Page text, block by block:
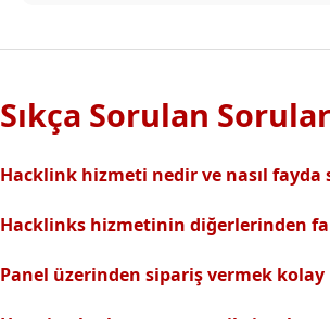
Sıkça Sorulan Sorular
Hacklink hizmeti nedir ve nasıl fayda
backlinklerle sitenizin arama
sıralamalarınız hızlıca yükselir.
Hacklinks hizmetinin diğerlerinden
riski olmadan, en kaliteli ve etkili
Profesyonel ekibimizle hızlı destek
Panel üzerinden sipariş vermek kolay
Hacklinks paneli kullanıcı dostu